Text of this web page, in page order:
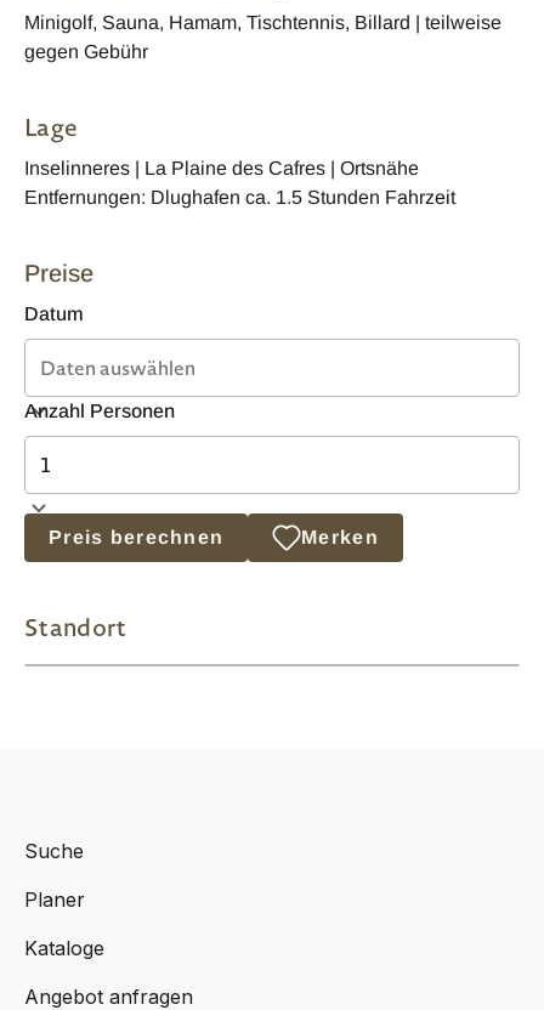
Minigolf, Sauna, Hamam, Tischtennis, Billard | teilweise
gegen Gebühr
Lage
Inselinneres | La Plaine des Cafres | Ortsnähe
Entfernungen: Dlughafen ca. 1.5 Stunden Fahrzeit
Preise
Datum
Anzahl Personen
Preis berechnen Merken
Standort
Suche
Planer
Kataloge
Angebot anfragen